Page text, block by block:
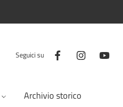
Seguici su
Archivio storico